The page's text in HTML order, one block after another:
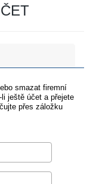
smazat firemní
ještě účet a přejete
přes záložku